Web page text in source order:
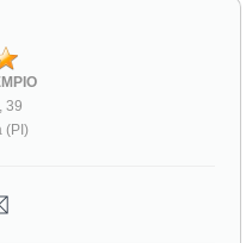
39
(PI)